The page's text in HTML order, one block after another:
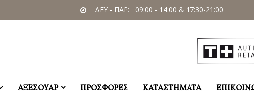
ΔΕΥ - ΠΑΡ: 09:00 - 14:00 & 17:30-21:00
ΑΞΕΣΟΥΑΡ ΠΡΟΣΦΟΡΕΣ ΚΑΤΑΣΤΗΜΑΤΑ